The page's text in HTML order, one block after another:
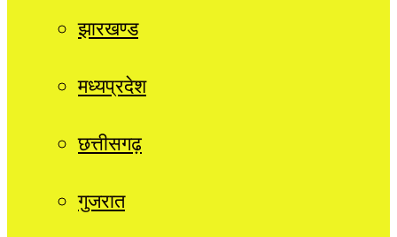
झारखण्ड
मध्यप्रदेश
छत्तीसगढ़
गुजरात